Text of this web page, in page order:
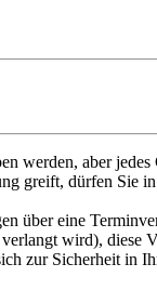
werden, aber
greift, dürfen Sie
über eine
wird), diese
zur Sicherheit in